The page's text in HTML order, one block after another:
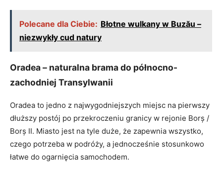
Polecane dla Ciebie: Błotne wulkany w Buzău –
niezwykły cud natury
Oradea – naturalna brama do północno-
zachodniej Transylwanii
Oradea to jedno z najwygodniejszych miejsc na pierwszy
dłuższy postój po przekroczeniu granicy w rejonie Borș /
Borș II. Miasto jest na tyle duże, że zapewnia wszystko,
czego potrzeba w podróży, a jednocześnie stosunkowo
łatwe do ogarnięcia samochodem.